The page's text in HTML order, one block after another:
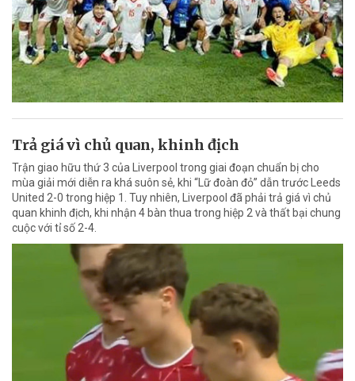
Trả giá vì chủ quan, khinh địch
Trận giao hữu thứ 3 của Liverpool trong giai đoạn chuẩn bị cho
mùa giải mới diễn ra khá suôn sẻ, khi “Lữ đoàn đỏ” dẫn trước Leeds
United 2-0 trong hiệp 1. Tuy nhiên, Liverpool đã phải trả giá vì chủ
quan khinh địch, khi nhận 4 bàn thua trong hiệp 2 và thất bại chung
cuộc với tỉ số 2-4.